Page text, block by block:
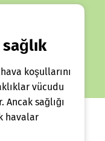
koşullarını
vücudu
sağlığı
havalar